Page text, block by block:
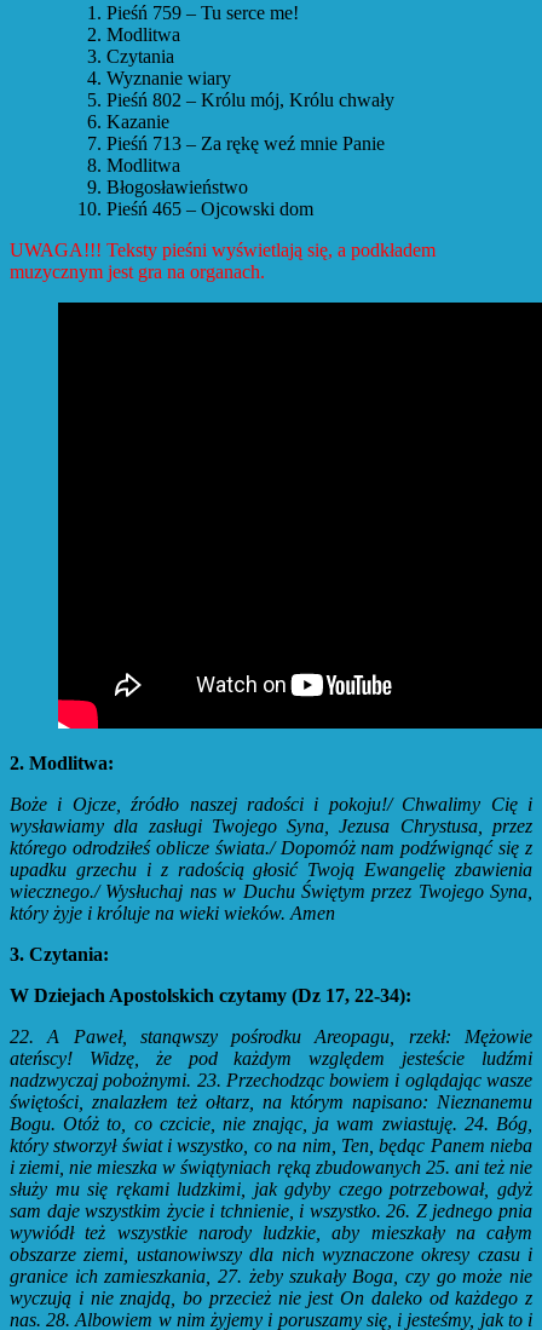
Pieśń 759 – Tu serce me!
Modlitwa
Czytania
Wyznanie wiary
Pieśń 802 – Królu mój, Królu chwały
Kazanie
Pieśń 713 – Za rękę weź mnie Panie
Modlitwa
Błogosławieństwo
Pieśń 465 – Ojcowski dom
UWAGA!!! Teksty pieśni wyświetlają się, a podkładem
muzycznym jest gra na organach.
2. Modlitwa:
Boże i Ojcze, źródło naszej radości i pokoju!/ Chwalimy Cię i
wysławiamy dla zasługi Twojego Syna, Jezusa Chrystusa, przez
którego odrodziłeś oblicze świata./ Dopomóż nam podźwignąć się z
upadku grzechu i z radością głosić Twoją Ewangelię zbawienia
wiecznego./ Wysłuchaj nas w Duchu Świętym przez Twojego Syna,
który żyje i króluje na wieki wieków. Amen
3. Czytania:
W Dziejach Apostolskich czytamy (Dz 17, 22-34):
22. A Paweł, stanąwszy pośrodku Areopagu, rzekł: Mężowie
ateńscy! Widzę, że pod każdym względem jesteście ludźmi
nadzwyczaj pobożnymi. 23. Przechodząc bowiem i oglądając wasze
świętości, znalazłem też ołtarz, na którym napisano: Nieznanemu
Bogu. Otóż to, co czcicie, nie znając, ja wam zwiastuję. 24. Bóg,
który stworzył świat i wszystko, co na nim, Ten, będąc Panem nieba
i ziemi, nie mieszka w świątyniach ręką zbudowanych 25. ani też nie
służy mu się rękami ludzkimi, jak gdyby czego potrzebował, gdyż
sam daje wszystkim życie i tchnienie, i wszystko. 26. Z jednego pnia
wywiódł też wszystkie narody ludzkie, aby mieszkały na całym
obszarze ziemi, ustanowiwszy dla nich wyznaczone okresy czasu i
granice ich zamieszkania, 27. żeby szukały Boga, czy go może nie
wyczują i nie znajdą, bo przecież nie jest On daleko od każdego z
nas. 28. Albowiem w nim żyjemy i poruszamy się, i jesteśmy, jak to i